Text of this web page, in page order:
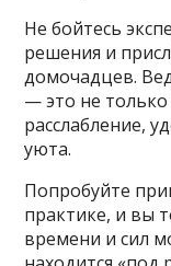
Не бойтесь
решения и
домочадцев.
— это не
расслабление,
уюта.
Попробуйте
практике, и вы
времени и сил